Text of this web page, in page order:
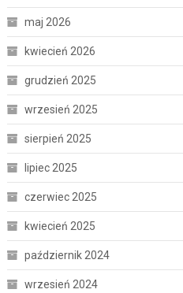
maj 2026
kwiecień 2026
grudzień 2025
wrzesień 2025
sierpień 2025
lipiec 2025
czerwiec 2025
kwiecień 2025
październik 2024
wrzesień 2024